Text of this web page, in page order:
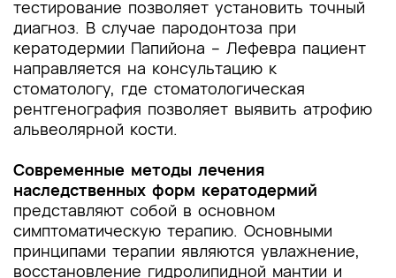
тестирование позволяет установить точный
диагноз. В случае пародонтоза при
кератодермии Папийона – Лефевра пациент
направляется на консультацию к
стоматологу, где стоматологическая
рентгенография позволяет выявить атрофию
альвеолярной кости.
Современные методы лечения
наследственных форм кератодермий
представляют собой в основном
симптоматическую терапию. Основными
принципами терапии являются увлажнение,
восстановление гидролипидной мантии и